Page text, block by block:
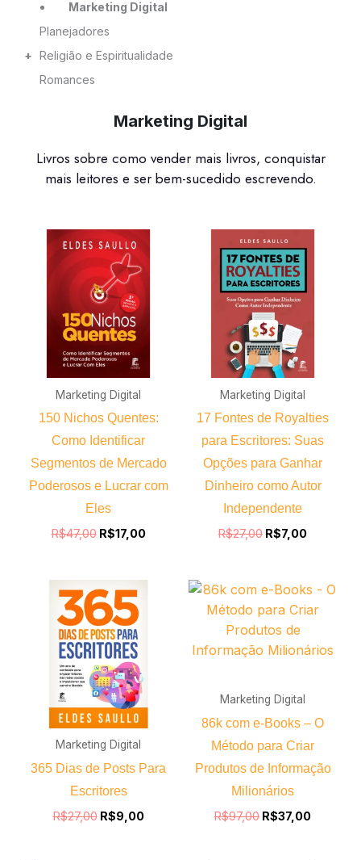
Marketing Digital
Planejadores
+ Religião e Espiritualidade
Romances
Marketing Digital
Livros sobre como vender mais livros, conquistar
mais leitores e ser bem-sucedido escrevendo.
Marketing Digital
150 Nichos Quentes:
Como Identificar
Segmentos de Mercado
Poderosos e Lucrar com
Eles
R$47,00
O
preço
original
era:
R$47,00.
R$17,00
é:
Marketing Digital
17 Fontes de Royalties
para Escritores: Suas
Opções para Ganhar
Dinheiro como Autor
Independente
R$27,00
preço
original
era:
R$27,00.
R$7,00
preço
R$7,00.
Marketing Digital
365 Dias de Posts Para
Escritores
R$27,00
O
preço
original
era:
R$27,00.
R$9,00
Marketing Digital
86k com e-Books – O
Método para Criar
Produtos de Informação
Milionários
R$97,00
O
original
era:
R$97,00.
R$37,00
O
atual